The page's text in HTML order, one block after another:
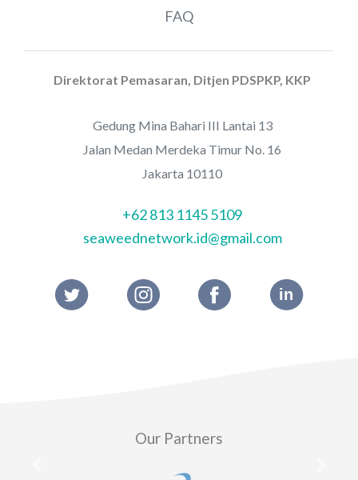
FAQ
Direktorat Pemasaran, Ditjen PDSPKP, KKP
Gedung Mina Bahari III Lantai 13
Jalan Medan Merdeka Timur No. 16
Jakarta 10110
+62 813 1145 5109
seaweednetwork.id@gmail.com
Our Partners